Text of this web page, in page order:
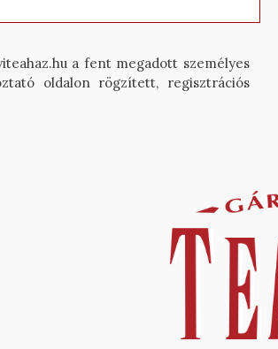
a fent megadott személyes
oldalon rögzített, regisztrációs